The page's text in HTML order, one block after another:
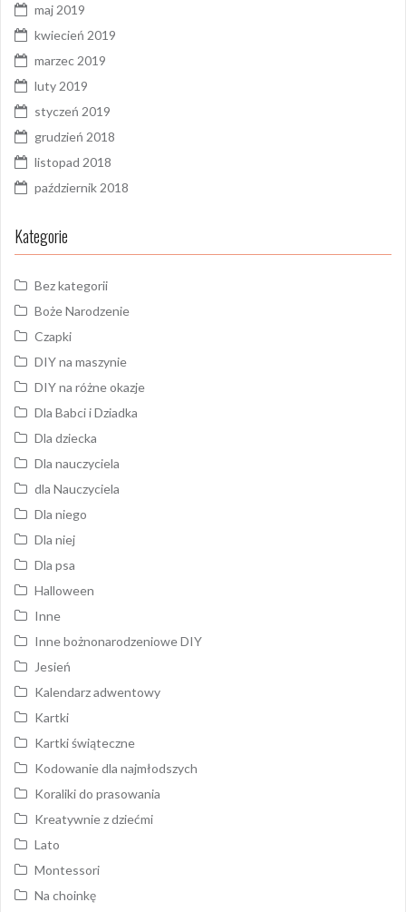
maj 2019
kwiecień 2019
marzec 2019
luty 2019
styczeń 2019
grudzień 2018
listopad 2018
październik 2018
Kategorie
Bez kategorii
Boże Narodzenie
Czapki
DIY na maszynie
DIY na różne okazje
Dla Babci i Dziadka
Dla dziecka
Dla nauczyciela
dla Nauczyciela
Dla niego
Dla niej
Dla psa
Halloween
Inne
Inne bożnonarodzeniowe DIY
Jesień
Kalendarz adwentowy
Kartki
Kartki świąteczne
Kodowanie dla najmłodszych
Koraliki do prasowania
Kreatywnie z dziećmi
Lato
Montessori
Na choinkę